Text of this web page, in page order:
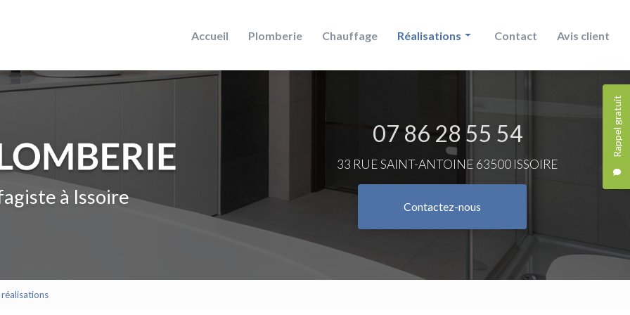
Rappel gratuit
Accueil Plomberie Chauffage Réalisations
Salle de bain
Contact Avis client
à Issoire
07 86 28 55 54
33 RUE SAINT-ANTOINE 63500 ISSOIRE
Contactez-nous